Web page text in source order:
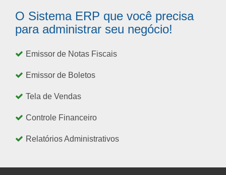
O Sistema ERP que você precisa
para administrar seu negócio!
Emissor de Notas Fiscais
Emissor de Boletos
Tela de Vendas
Controle Financeiro
Relatórios Administrativos